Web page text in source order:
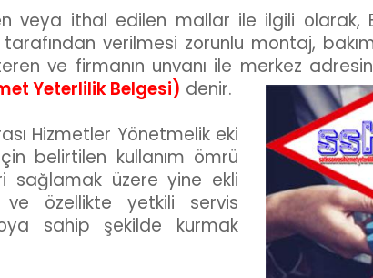
veya ithal edilen mallar ile ilgili olarak,
verilmesi zorunlu montaj,
ve firmanın unvanı ile merkez
Yeterlilik Belgesi) denir.
Hizmetler Yönetmelik eki
belirtilen kullanım ömrü
sağlamak üzere yine ekli
özellikte yetkili servis
sahip şekilde kurmak